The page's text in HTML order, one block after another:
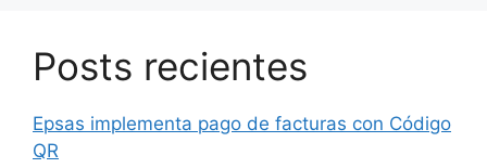
Posts recientes
Epsas implementa pago de facturas con Código
QR